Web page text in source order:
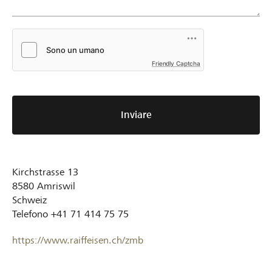
Friendly Captcha
Inviare
Kirchstrasse 13
8580 Amriswil
Schweiz
Telefono +41 71 414 75 75
https://www.raiffeisen.ch/zmb